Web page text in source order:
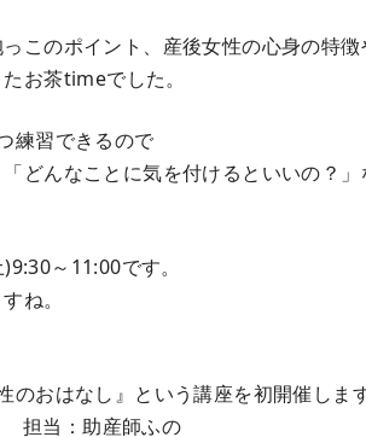
このポイント、産後女性の心身の特
お茶timeでした。
練習できるので
どんなことに気を付けるといいの？
～11:00です。
ね。
のおはなし』という講座を初開催しま
当：助産師ふの